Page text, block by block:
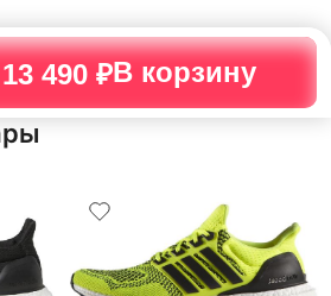
13 490 ₽В корзину